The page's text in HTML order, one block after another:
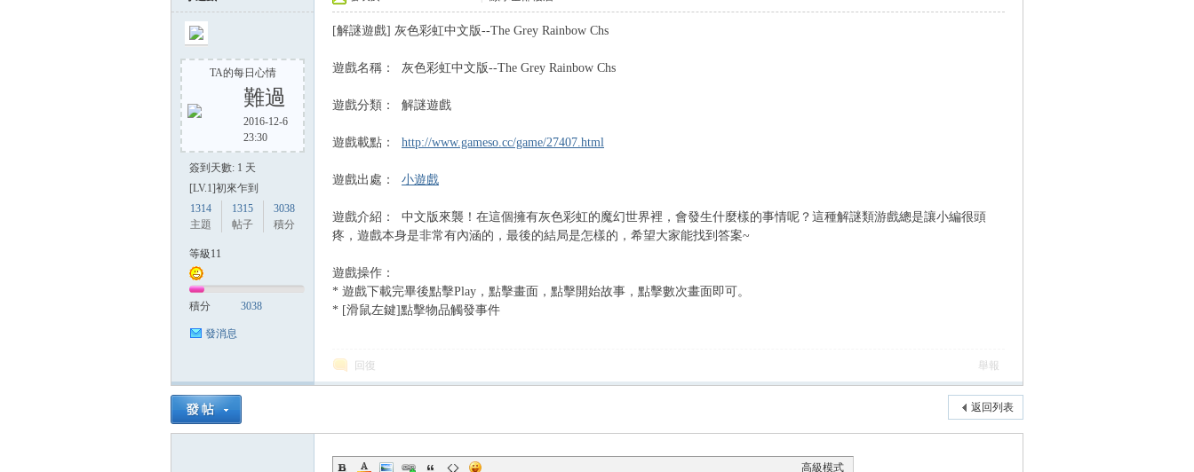
方
TA的每日心情
難過
2016-12-6
23:30
簽到天數: 1 天
[LV.1]初來乍到
1314
主題
1315
帖子
3038
積分
等級11
積分 3038
發消息
[解謎遊戲] 灰色彩虹中文版--The Grey Rainbow Chs
遊戲名稱： 灰色彩虹中文版--The Grey Rainbow Chs
遊戲分類： 解謎遊戲
遊戲載點： http://www.gameso.cc/game/27407.html
遊戲出處： 小遊戲
遊戲介紹： 中文版來襲！在這個擁有灰色彩虹的魔幻世界裡，會發生什麼樣的事情呢？這種解謎類游戲總是讓小編很頭
疼，遊戲本身是非常有內涵的，最後的結局是怎樣的，希望大家能找到答案~
遊戲操作：
* 遊戲下載完畢後點擊Play，點擊畫面，點擊開始故事，點擊數次畫面即可。
* [滑鼠左鍵]點擊物品觸發事件
回復 舉報
返回列表
高級模式